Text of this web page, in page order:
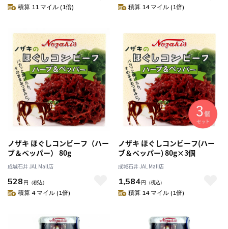
積算 11 マイル (1倍) 積算 14 マイル (1倍)
ノザキ ほぐしコンビーフ（ハー
ブ＆ペッパー） 80g
成城石井 JAL Mall店
528 円 （税込）
積算 4 マイル (1倍)
ノザキ ほぐしコンビーフ(ハー
ブ＆ペッパー) 80g×3個
成城石井 JAL Mall店
1,584円 （税込）
積算 14 マイル (1倍)